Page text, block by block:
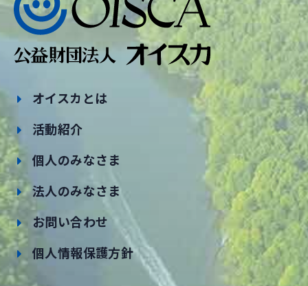
オイスカとは
活動紹介
個人のみなさま
法人のみなさま
お問い合わせ
個人情報保護方針